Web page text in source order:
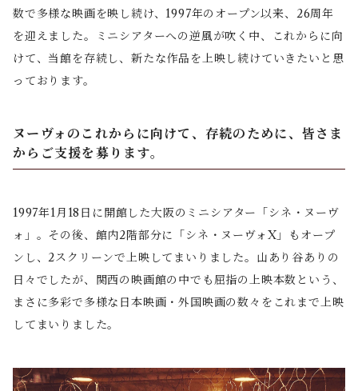
数で多様な映画を映し続け、1997年のオープン以来、26周年
を迎えました。ミニシアターへの逆風が吹く中、これからに向
けて、当館を存続し、新たな作品を上映し続けていきたいと思
っております。
ヌーヴォのこれからに向けて、存続のために、皆さま
からご支援を募ります。
1997年1月18日に開館した大阪のミニシアター「シネ・ヌーヴ
ォ」。その後、館内2階部分に「シネ・ヌーヴォX」もオープ
ンし、2スクリーンで上映してまいりました。山あり谷ありの
日々でしたが、関西の映画館の中でも屈指の上映本数という、
まさに多彩で多様な日本映画・外国映画の数々をこれまで上映
してまいりました。